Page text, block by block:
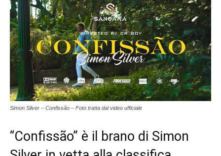
Simon Silver – Confissão – Foto tratta dal video ufficiale
“Confissão” è il brano di Simon